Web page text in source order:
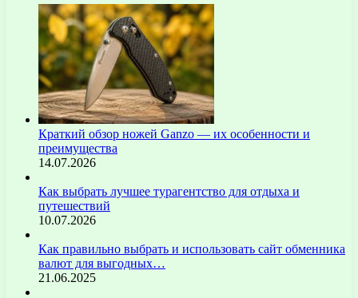
Краткий обзор ножей Ganzo — их особенности и
преимущества
14.07.2026
Как выбрать лучшее турагентство для отдыха и
путешествий
10.07.2026
Как правильно выбрать и использовать сайт обменника
валют для выгодных…
21.06.2025